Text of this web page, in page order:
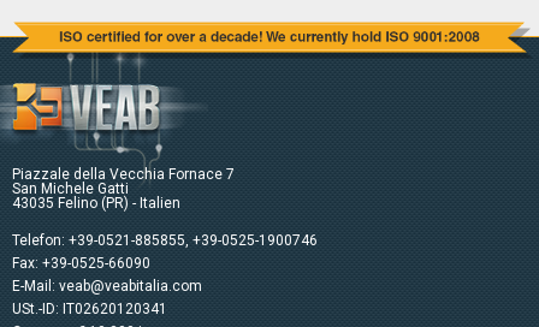
Piazzale della Vecchia Fornace 7
San Michele Gatti
43035 Felino (PR) - Italien
Telefon: +39-0521-885855 +39-0525-1900746
Fax: +39-0525-66090
E-Mail: veab@veabitalia.com
USt.-ID: IT02620120341